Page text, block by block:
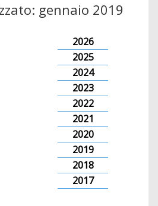
gennaio 2019
2026
2025
2024
2023
2022
2021
2020
2019
2018
2017